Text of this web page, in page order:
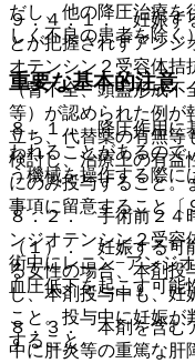
９．４．１． 妊娠す
とが把握されずアンジ
オテンシン２受容体拮
（腎不全、頭蓋形成不
等）が認められた例が
立ち、代替薬の有無等
検討し、治療上の有益
にのみ投与すること。
事項に留意すること〔
（１）． 妊娠する可
る女性の場合、本剤投
し、本剤投与中も、妊
こと。投与中に妊娠が
すること。
だし、他の降圧治療を
しく不良の患者を除く
重要な基本的注意
８．１． 降圧作用に
われることがあるので
う機械を操作する際に
８．２． 手術前２４
ンジオテンシン２受容
術中にレニン−アンジ
血圧低下を起こす可能
８．３． 本剤を含む
中に肝炎等の重篤な肝